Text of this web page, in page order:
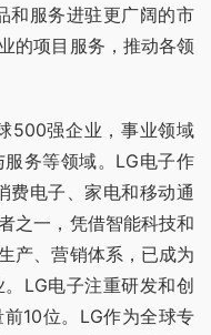
和服务进驻更广阔的市
的项目服务，推动各领
500强企业，事业领域
务等领域。LG电子作
费电子、家电和移动通
之一，凭借智能科技和
产、营销体系，已成为
LG电子注重研发和创
10位。LG作为全球专